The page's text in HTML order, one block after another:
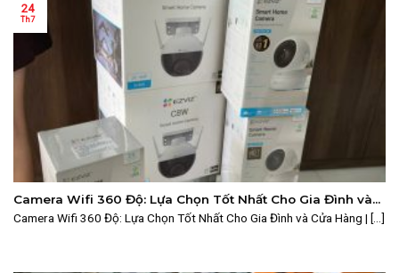
Camera Wifi 360 Độ: Lựa Chọn Tốt Nhất Cho Gia Đình và
Cửa Hàng | SURETECH
Camera Wifi 360 Độ: Lựa Chọn Tốt Nhất Cho Gia Đình và Cửa Hàng | [...]
24
Th7